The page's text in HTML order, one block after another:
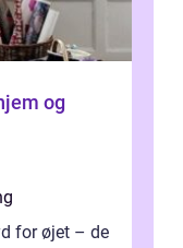
og
for øjet – de